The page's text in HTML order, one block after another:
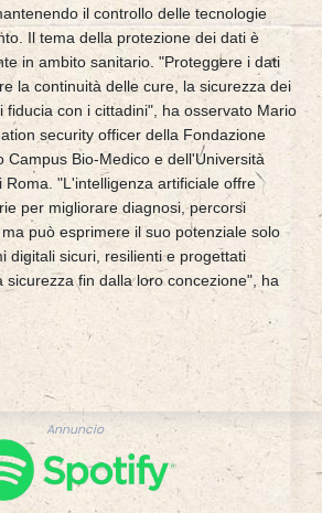
il controllo delle tecnologie
Il tema della protezione dei dati è
in ambito sanitario. "Proteggere i dati
la continuità delle cure, la sicurezza dei
fiducia con i cittadini", ha osservato Mario
security officer della Fondazione
Campus Bio-Medico e dell'Università
Roma. "L'intelligenza artificiale offre
per migliorare diagnosi, percorsi
può esprimere il suo potenziale solo
digitali sicuri, resilienti e progettati
sicurezza fin dalla loro concezione", ha
Annuncio